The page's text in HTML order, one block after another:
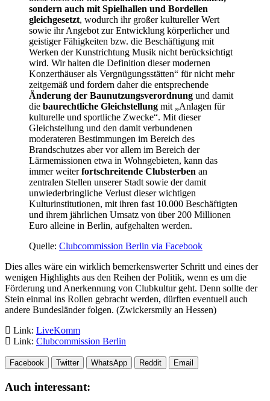
sondern auch mit Spielhallen und Bordellen
gleichgesetzt, wodurch ihr großer kultureller Wert
sowie ihr Angebot zur Entwicklung körperlicher und
geistiger Fähigkeiten bzw. die Beschäftigung mit
Werken der Kunstrichtung Musik nicht berücksichtigt
wird. Wir halten die Definition dieser modernen
Konzerthäuser als Vergnügungsstätten“ für nicht mehr
zeitgemäß und fordern daher die entsprechende
Änderung der Baunutzungsverordnung und damit
die baurechtliche Gleichstellung mit „Anlagen für
kulturelle und sportliche Zwecke“. Mit dieser
Gleichstellung und den damit verbundenen
moderateren Bestimmungen im Bereich des
Brandschutzes aber vor allem im Bereich der
Lärmemissionen etwa in Wohngebieten, kann das
immer weiterfortschreitende Clubsterben an
zentralen Stellen unserer Stadt sowie der damit
unwiederbringliche Verlust dieser wichtigen
Kulturinstitutionen, mit ihren fast 10.000 Beschäftigten
und ihrem jährlichen Umsatz von über 200 Millionen
Euro alleine in Berlin, aufgehalten werden.
Quelle: Clubcommission Berlin via Facebook
Dies alles wäre ein wirklich bemerkenswerter Schritt und eines der
wenigen Highlights aus den Reihen der Politik, wenn es um die
Förderung und Anerkennung von Clubkultur geht. Denn sollte der
Stein einmal ins Rollen gebracht werden, dürften eventuell auch
andere Bundesländer folgen. (Zwickersmily an Hessen)
Link: LiveKomm
Link: Clubcommission Berlin
Facebook Twitter WhatsApp Reddit Email
Auch interessant: